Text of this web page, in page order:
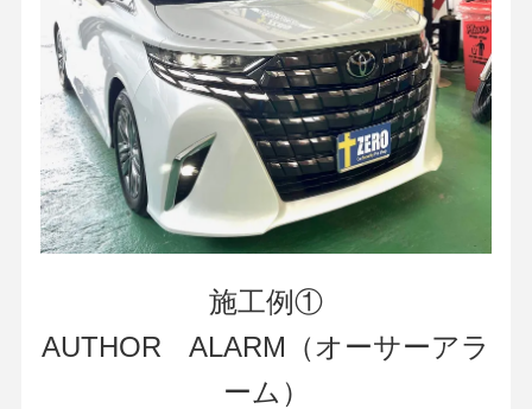
施工例①
AUTHOR ALARM（オーサーアラ
ーム）